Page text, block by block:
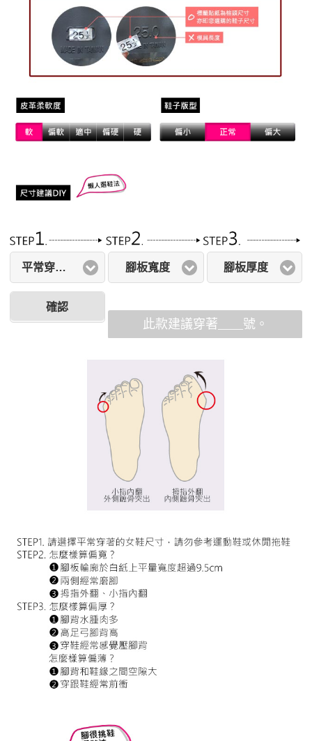
平常穿著尺寸 腳板寬度 腳板厚度
確認
此款建議穿著____號。